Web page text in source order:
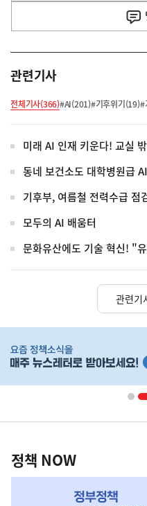
관련기사
전체기사(366)#AI(201)#기후위기(19)#
미래 AI 인재 키운다! 교실
동네 보건소도 대학병원급
기후부, 여름철 전력수급
모두의 AI 배움터
문화유산에도 기술 혁신! "
관련기
단
영
책
NOW,
정책 NOW